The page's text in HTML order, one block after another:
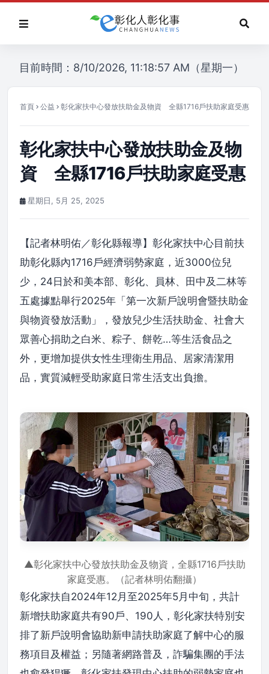
目前時間：8/10/2026, 11:18:57 AM（星期一）
首頁 公益 彰化家扶中心發放扶助金及物資 全縣1716戶扶助家庭受惠
彰化家扶中心發放扶助金及物
資 全縣1716戶扶助家庭受惠
星期日, 5月 25, 2025
【記者林明佑／彰化縣報導】彰化家扶中心目前扶
助彰化縣內1716戶經濟弱勢家庭，近3000位兒
少，24日於和美本部、彰化、員林、田中及二林等
五處據點舉行2025年「第一次新戶說明會暨扶助金
與物資發放活動」，發放兒少生活扶助金、社會大
眾善心捐助之白米、粽子、餅乾…等生活食品之
外，更增加提供女性生理衛生用品、居家清潔用
品，實質減輕受助家庭日常生活支出負擔。
▲彰化家扶中心發放扶助金及物資，全縣1716戶扶助
家庭受惠。（記者林明佑翻攝）
彰化家扶自2024年12月至2025年5月中旬，共計
新增扶助家庭共有90戶、190人，彰化家扶特別安
排了新戶說明會協助新申請扶助家庭了解中心的服
務項目及權益；另隨著網路普及，詐騙集團的手法